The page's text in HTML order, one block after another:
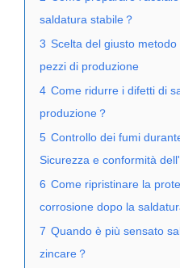
saldatura stabile？
3 Scelta del giusto
pezzi di produzione
4 Come ridurre i difetti di
produzione？
5 Controllo dei fumi
Sicurezza e conformità
6 Come ripristinare la
corrosione dopo la
7 Quando è più sensato
zincare？